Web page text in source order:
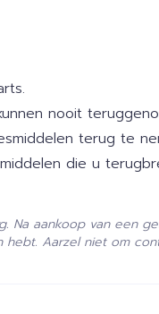
nooit
terug te
die u
Na aankoop van een
Aarzel niet om